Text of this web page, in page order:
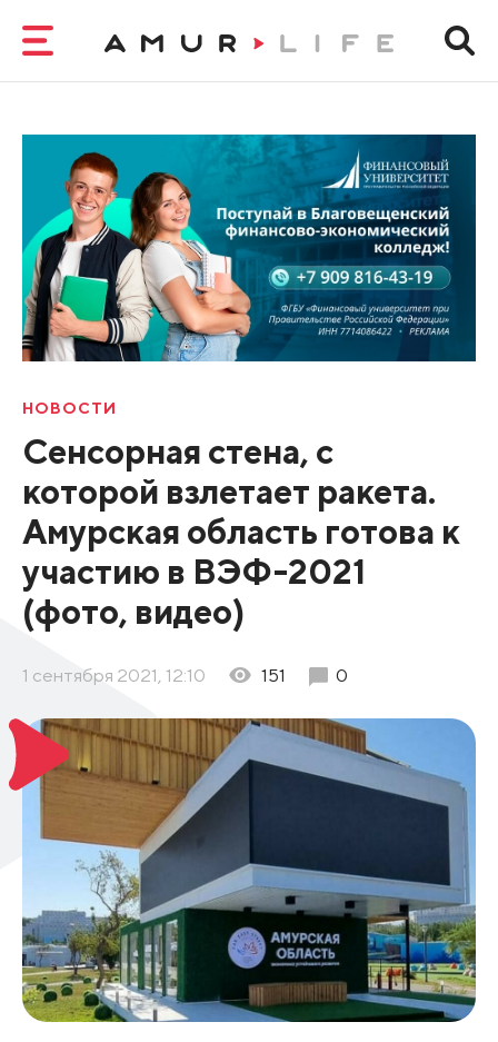
НОВОСТИ
Сенсорная стена, с
которой взлетает ракета.
Амурская область готова к
участию в ВЭФ-2021
(фото, видео)
1 сентября 2021, 12:10 151 0